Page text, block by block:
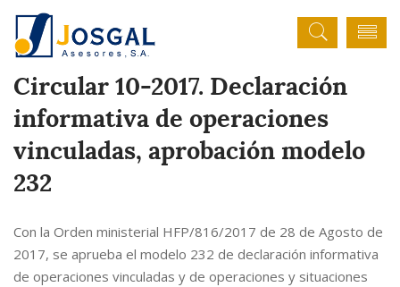
Circular 10-2017. Declaración
informativa de operaciones
vinculadas, aprobación modelo
232
Con la Orden ministerial HFP/816/2017 de 28 de Agosto de
2017, se aprueba el modelo 232 de declaración informativa
de operaciones vinculadas y de operaciones y situaciones